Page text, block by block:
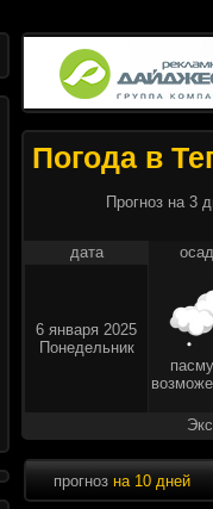
Погода в
Прогноз на 3
дата
6 января 2025
Понедельник
прогноз на 10 дней